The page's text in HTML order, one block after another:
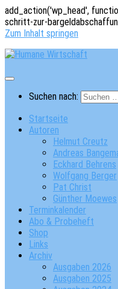
add_action('wp_head',
schritt-zur-
Zum Inhalt springen
Suchen nach:
Startseite
Autoren
Helmut Creutz
Andreas
Eckhard Behrens
Wolfgang Berger
Pat Christ
Günther Moewes
Terminkalender
Abo & Probeheft
Shop
Links
Archiv
Ausgaben 2026
Ausgaben 2025